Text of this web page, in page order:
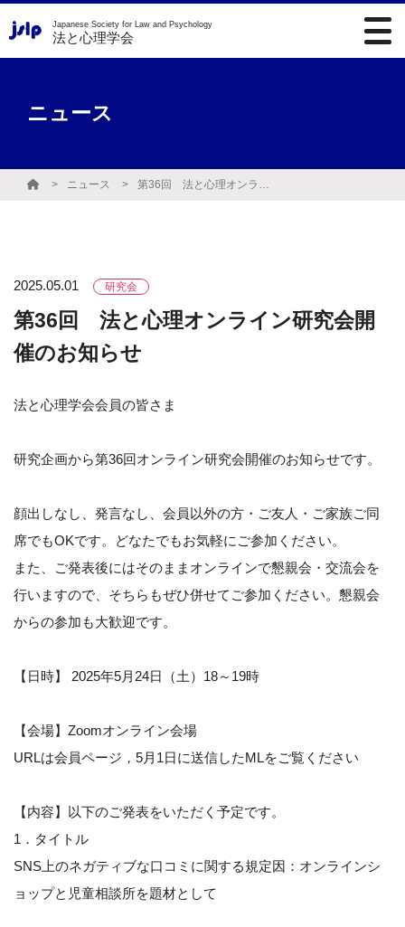
Japanese Society for Law and Psychology
法と心理学会
ニュース
ニュース 第36回 法と心理オンライン研究会開催のお知らせ
2025.05.01 研究会
第36回 法と心理オンライン研究会開
催のお知らせ
法と心理学会会員の皆さま
研究企画から第36回オンライン研究会開催のお知らせです。
顔出しなし、発言なし、会員以外の方・ご友人・ご家族ご同
席でもOKです。どなたでもお気軽にご参加ください。
また、ご発表後にはそのままオンラインで懇親会・交流会を
行いますので、そちらもぜひ併せてご参加ください。懇親会
からの参加も大歓迎です。
【日時】 2025年5月24日（土）18～19時
【会場】Zoomオンライン会場
URLは会員ページ，5月1日に送信したMLをご覧ください
【内容】以下のご発表をいただく予定です。
1．タイトル
SNS上のネガティブな口コミに関する規定因：オンラインシ
ョップと児童相談所を題材として